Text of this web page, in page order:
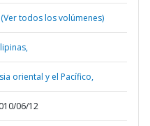
(Ver todos los volúmenes)
oriental y el Pacífico,
06/12